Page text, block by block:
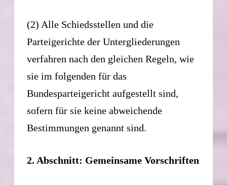
(2) Alle Schiedsstellen und die
Parteigerichte der Untergliederungen
verfahren nach den gleichen Regeln, wie
sie im folgenden für das
Bundesparteigericht aufgestellt sind,
sofern für sie keine abweichende
Bestimmungen genannt sind.
2. Abschnitt: Gemeinsame Vorschriften